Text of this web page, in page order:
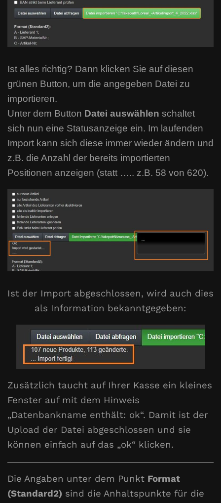
Ist alles richtig? Dann klicken Sie auf diesen
grünen Button, um die angegeben Datei zu
importieren.
Unter dem Button Datei auswählen schaltet
sich nun eine Statusanzeige ein. Im laufenden
Import kann sich diese immer wieder ändern und
z.B. die Anzahl der bereits importierten
Positionen anzeigen (statt ….. z.B. 58 von 620).
Ist der Import abgeschlossen, wird auch dies
als Information bekanntgegeben:
Zusätzlich taucht auf Ihrer Kasse ein kleines
Fenster auf mit dem Hinweis
„Datenbankname enthält: ok“. Damit ist der
Upload der Datei abgeschlossen und sie
können einfach auf das „ok“ klicken.
Die Angaben unter dem Punkt Format
(Standard2) sind die Anhaltspunkte für die